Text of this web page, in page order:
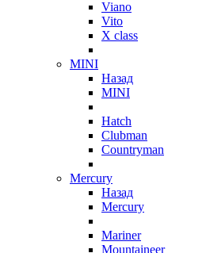
Viano
Vito
X class
MINI
Назад
MINI
Hatch
Clubman
Countryman
Mercury
Назад
Mercury
Mariner
Mountaineer